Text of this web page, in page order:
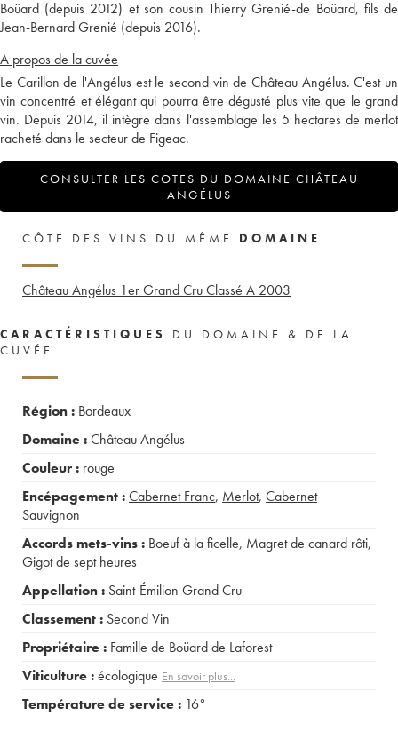
Boüard (depuis 2012) et son cousin Thierry Grenié-de Boüard, fils de
Jean-Bernard Grenié (depuis 2016).
A propos de la cuvée
Le Carillon de l'Angélus est le second vin de Château Angélus. C'est un
vin concentré et élégant qui pourra être dégusté plus vite que le grand
vin. Depuis 2014, il intègre dans l'assemblage les 5 hectares de merlot
racheté dans le secteur de Figeac.
CONSULTER LES COTES DU DOMAINE CHÂTEAU
ANGÉLUS
CÔTE DES VINS DU MÊME DOMAINE
Château Angélus 1er Grand Cru Classé A 2003
CARACTÉRISTIQUES
DU DOMAINE & DE LA
CUVÉE
Région : Bordeaux
Domaine :Château Angélus
Couleur : rouge
Encépagement :Cabernet Franc, Merlot, Cabernet
Sauvignon
Accords mets-vins : Boeuf à la ficelle, Magret de canard rôti,
Gigot de sept heures
Appellation : Saint-Émilion Grand Cru
Classement : Second Vin
Propriétaire : Famille de Boüard de Laforest
Viticulture :écologique En savoir plus...
Température de service : 16°